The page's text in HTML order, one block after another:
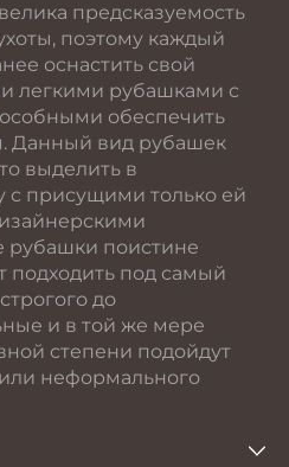
предсказуемость
поэтому каждый
оснастить свой
легкими рубашками с
обеспечить
Данный вид рубашек
выделить в
с присущими только ей
рубашки поистине
подходить под самый
до
и в той же мере
степени подойдут
неформального